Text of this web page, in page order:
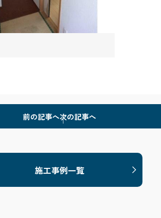
前の記事へ次の記事へ
施工事例一覧